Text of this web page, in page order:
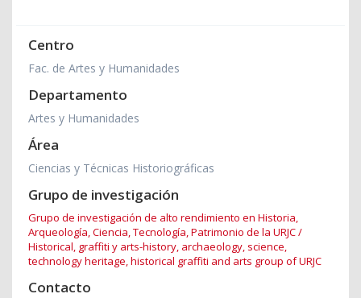
Centro
Fac. de Artes y Humanidades
Departamento
Artes y Humanidades
Área
Ciencias y Técnicas Historiográficas
Grupo de investigación
Grupo de investigación de alto rendimiento en Historia,
Arqueología, Ciencia, Tecnología, Patrimonio de la URJC /
Historical, graffiti y arts-history, archaeology, science,
technology heritage, historical graffiti and arts group of URJC
Contacto